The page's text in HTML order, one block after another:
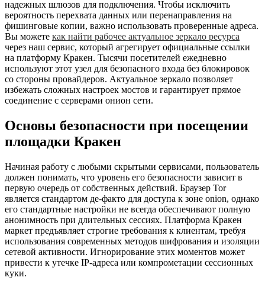
надежных шлюзов для подключения. Чтобы исключить
вероятность перехвата данных или перенаправления на
фишинговые копии, важно использовать проверенные адреса.
Вы можете как найти рабочее актуальное зеркало ресурса
через наш сервис, который агрегирует официальные ссылки
на платформу Кракен. Тысячи посетителей ежедневно
используют этот узел для безопасного входа без блокировок
со стороны провайдеров. Актуальное зеркало позволяет
избежать сложных настроек мостов и гарантирует прямое
соединение с серверами онион сети.
Основы безопасности при посещении
площадки Кракен
Начиная работу с любыми скрытыми сервисами, пользователь
должен понимать, что уровень его безопасности зависит в
первую очередь от собственных действий. Браузер Tor
является стандартом де-факто для доступа к зоне onion, однако
его стандартные настройки не всегда обеспечивают полную
анонимность при длительных сессиях. Платформа Кракен
маркет предъявляет строгие требования к клиентам, требуя
использования современных методов шифрования и изоляции
сетевой активности. Игнорирование этих моментов может
привести к утечке IP-адреса или компрометации сессионных
куки.